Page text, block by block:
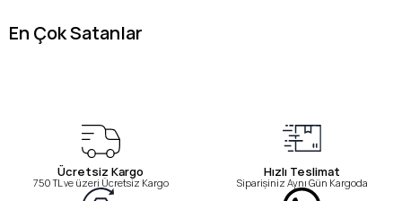
En Çok Satanlar
Ücretsiz Kargo
750 TL ve üzeri Ücretsiz Kargo
Hızlı Teslimat
Siparişiniz Aynı Gün Kargoda